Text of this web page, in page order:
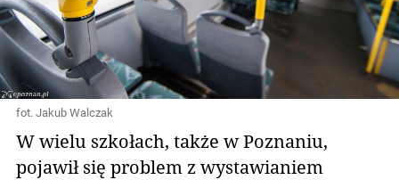
fot. Jakub Walczak
W wielu szkołach, także w Poznaniu,
pojawił się problem z wystawianiem